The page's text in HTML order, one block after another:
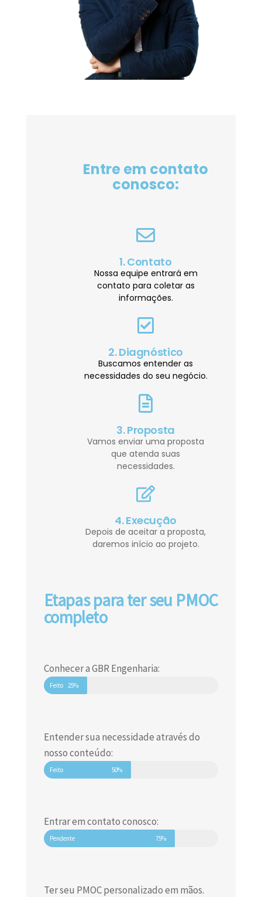
Entre em contato
conosco:
1. Contato
Nossa equipe entrará em
contato para coletar as
informações.
2. Diagnóstico
Buscamos entender as
necessidades do seu negócio.
3. Proposta
Vamos enviar uma proposta
que atenda suas
necessidades.
4. Execução
Depois de aceitar a proposta,
daremos início ao projeto.
Etapas para ter seu PMOC
completo
Conhecer a GBR Engenharia:
Feito 25%
Entender sua necessidade através do
nosso conteúdo:
Feito 50%
Entrar em contato conosco:
Pendente 75%
Ter seu PMOC personalizado em mãos.